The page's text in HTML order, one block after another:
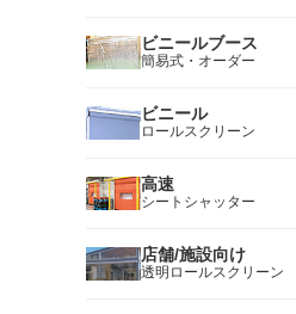
ビニールブース
簡易式・オーダー
ビニール
ロールスクリーン
高速
シートシャッター
店舗/施設向け
透明ロールスクリーン